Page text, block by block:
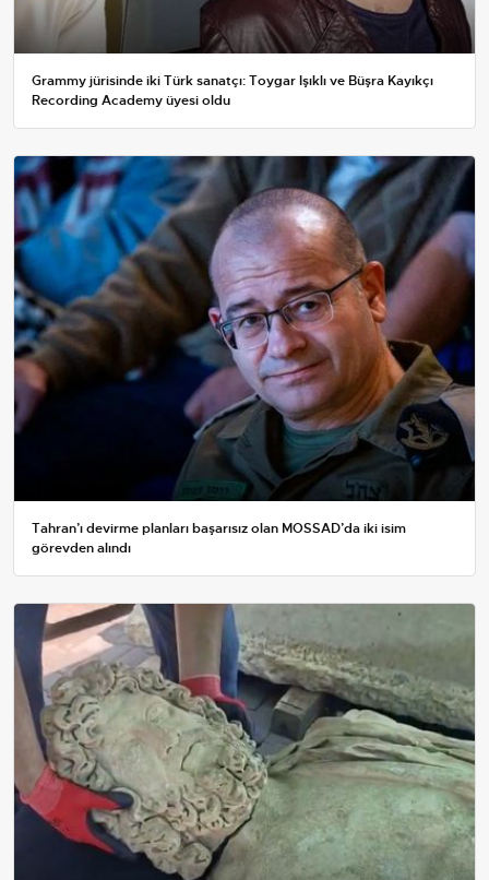
Grammy jürisinde iki Türk sanatçı: Toygar Işıklı ve Büşra Kayıkçı
Recording Academy üyesi oldu
Tahran’ı devirme planları başarısız olan MOSSAD’da iki isim
görevden alındı